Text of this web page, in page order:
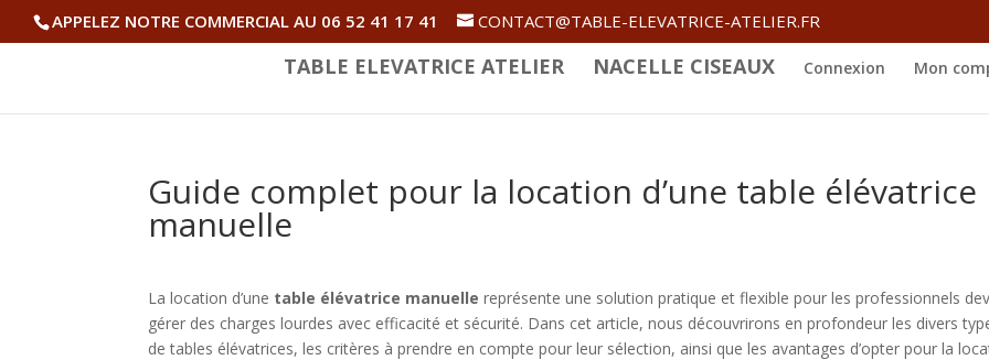
APPELEZ NOTRE COMMERCIAL AU 06 52 41 17 41 CONTACT@TABLE-ELEVATRICE-ATELIER.FR
TABLE ELEVATRICE ATELIER NACELLE CISEAUX Connexion Mon
Guide complet pour la location d’une table élévatrice
manuelle
La location d’une table élévatrice manuelle représente une solution pratique et flexible pour les professionnels
gérer des charges lourdes avec efficacité et sécurité. Dans cet article, nous découvrirons en profondeur les divers
de tables élévatrices, les critères à prendre en compte pour leur sélection, ainsi que les avantages d’opter pour la